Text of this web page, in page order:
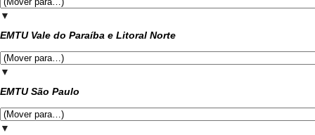
▼
EMTU Vale do Paraíba e Litoral Norte
▼
EMTU São Paulo
▼